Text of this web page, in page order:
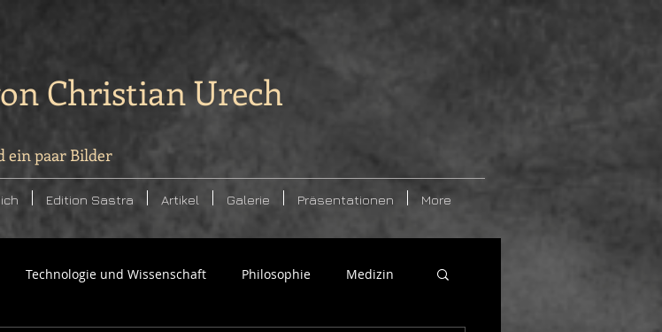
Christian Urech
ein paar Bilder
Edition Sastra Artikel Galerie Präsentationen More
Technologie und Wissenschaft Philosophie Medizin